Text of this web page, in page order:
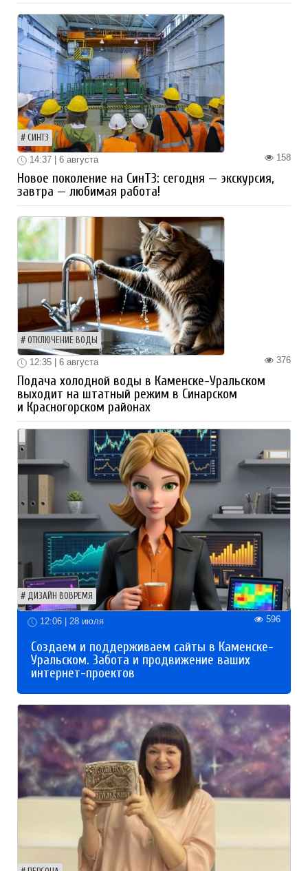
СИНТЗ
158
14:37 | 6 августа
Новое поколение на СинТЗ: сегодня — экскурсия,
завтра — любимая работа!
ОТКЛЮЧЕНИЕ ВОДЫ
376
12:35 | 6 августа
Подача холодной воды в Каменске-Уральском
выходит на штатный режим в Синарском
и Красногорском районах
ДИЗАЙН ВОВРЕМЯ
12:06 | 28 июля 596
Создаем и поддерживаем сайты в Каменске-
Уральском. Забота и продвижение ваших
интернет-проектов